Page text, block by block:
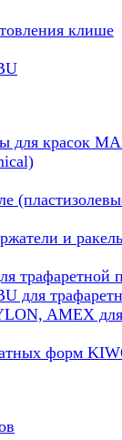
клише
для красок
и
трафаретной
для
AMEX
форм